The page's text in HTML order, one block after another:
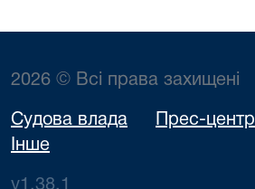
2026 © Всі права захищені
Судова влада Прес-центр
Інше
v1.38.1